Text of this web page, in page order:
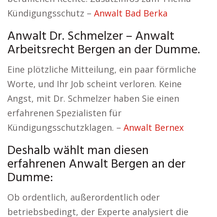
Kündigungsschutz – Anwalt Bad Berka
Anwalt Dr. Schmelzer – Anwalt
Arbeitsrecht Bergen an der Dumme.
Eine plötzliche Mitteilung, ein paar förmliche
Worte, und Ihr Job scheint verloren. Keine
Angst, mit Dr. Schmelzer haben Sie einen
erfahrenen Spezialisten für
Kündigungsschutzklagen. – Anwalt Bernex
Deshalb wählt man diesen
erfahrenen Anwalt Bergen an der
Dumme:
Ob ordentlich, außerordentlich oder
betriebsbedingt, der Experte analysiert die